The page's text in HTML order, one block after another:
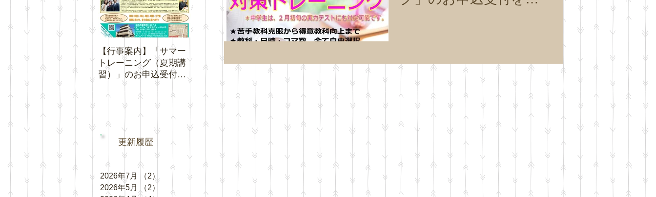
【行事案内】「サマー
トレーニング（夏期講
習）」のお申込受付を
開始いたします。
間中の「通常トレーニ
ング」の日程について
ジネスプロフィールの
クチコミをご覧くださ
末テスト対策トレーニ
ング」のお申込受付を
開始いたします。
間テスト対策トレーニ
ング」のお申込受付を
開始いたします。
更新履歴
2026年7月 （2）
2件の記事
2026年5月
（2）